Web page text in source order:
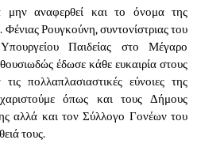
αναφερθεί και το όνομα της
Φένιας Ρουγκούνη, συντονίστριας του
Παιδείας στο Μέγαρο
έδωσε κάθε ευκαιρία στους
πολλαπλασιαστικές εύνοιες της
όπως και τους Δήμους
αλλά και τον Σύλλογο Γονέων του
τους.